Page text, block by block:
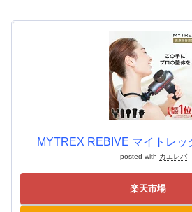
MYTREX REBIVE マイトレ
posted with カエレバ
楽天市場